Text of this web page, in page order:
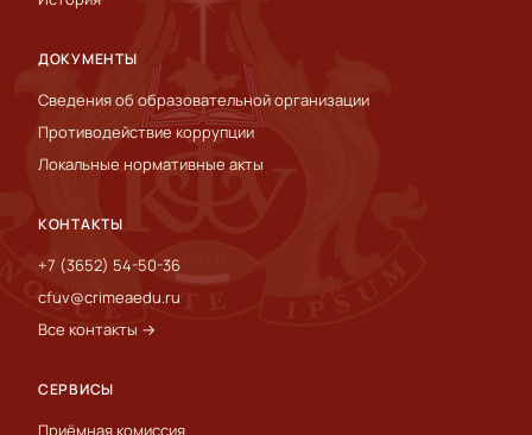
ДОКУМЕНТЫ
Сведения об образовательной организации
Противодействие коррупции
Локальные нормативные акты
КОНТАКТЫ
+7 (3652) 54-50-36
cfuv@crimeaedu.ru
Все контакты →
СЕРВИСЫ
Приёмная комиссия